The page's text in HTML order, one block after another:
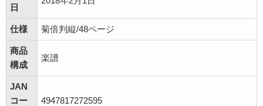
日
仕様 菊倍判縦/48ページ
商品
構成
楽譜
JAN
コー
4947817272595